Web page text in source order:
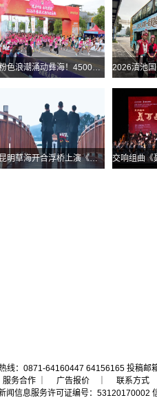
粉色浪潮涌动彝海！4500余名跑者乐跑楚雄喜迎火把节
昆明草海开合浮桥上演《目瑙纵歌》刀舞
线：0871-64160447 64156165 投稿邮
务合作 ｜ 广告报价 联系方式
闻信息服务许可证编号：53120170002